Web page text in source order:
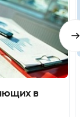
в